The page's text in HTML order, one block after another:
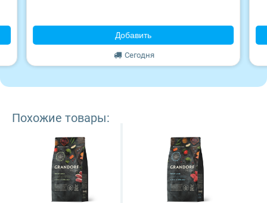
Добавить
Сегодня
Похожие товары: